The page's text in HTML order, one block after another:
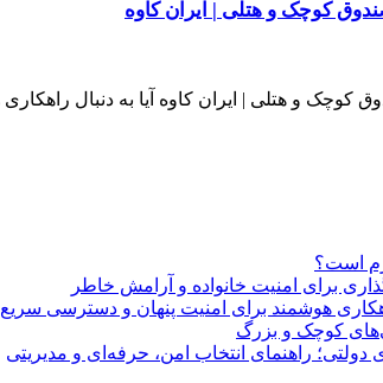
است؟
برای امنیت خانواده و آرامش خاطر
هوشمند برای امنیت پنهان و دسترسی سریع
کوچک و بزرگ
راهنمای انتخاب امن، حرفه‌ای و مدیریتی